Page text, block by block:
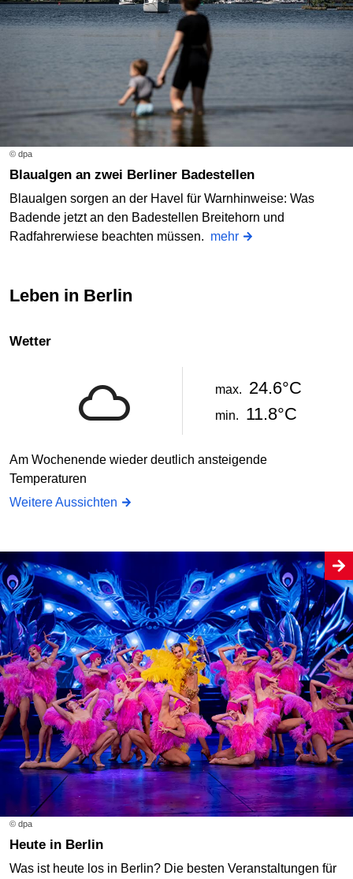
© dpa
Blaualgen an zwei Berliner Badestellen
Blaualgen sorgen an der Havel für Warnhinweise: Was
Badende jetzt an den Badestellen Breitehorn und
Radfahrerwiese beachten müssen. mehr
Leben in Berlin
Wetter
max. 24.6°C
min. 11.8°C
Am Wochenende wieder deutlich ansteigende
Temperaturen
Weitere Aussichten
© dpa
Heute in Berlin
Was ist heute los in Berlin? Die besten Veranstaltungen für